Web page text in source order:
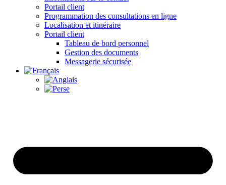
Portail client
Programmation des consultations en ligne
Localisation et itinéraire
Portail client
Tableau de bord personnel
Gestion des documents
Messagerie sécurisée